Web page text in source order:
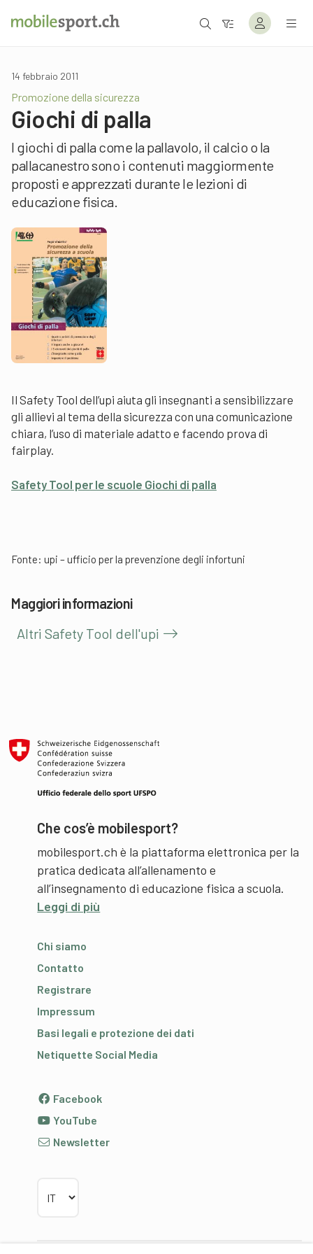
14 febbraio 2011
Promozione della sicurezza
Giochi di palla
I giochi di palla come la pallavolo, il calcio o la
pallacanestro sono i contenuti maggiormente
proposti e apprezzati durante le lezioni di
educazione fisica.
Il Safety Tool dell’upi aiuta gli insegnanti a sensibilizzare
gli allievi al tema della sicurezza con una comunicazione
chiara, l’uso di materiale adatto e facendo prova di
fairplay.
Safety Tool per le scuole Giochi di palla
Fonte: upi – ufficio per la prevenzione degli infortuni
Maggiori informazioni
Altri Safety Tool dell'upi
Che cos’è mobilesport?
mobilesport.ch è la piattaforma elettronica per la
pratica dedicata all’allenamento e
all’insegnamento di educazione fisica a scuola.
Leggi di più
Chi siamo
Contatto
Registrare
Impressum
Basi legali e protezione dei dati
Netiquette Social Media
Facebook
YouTube
Newsletter